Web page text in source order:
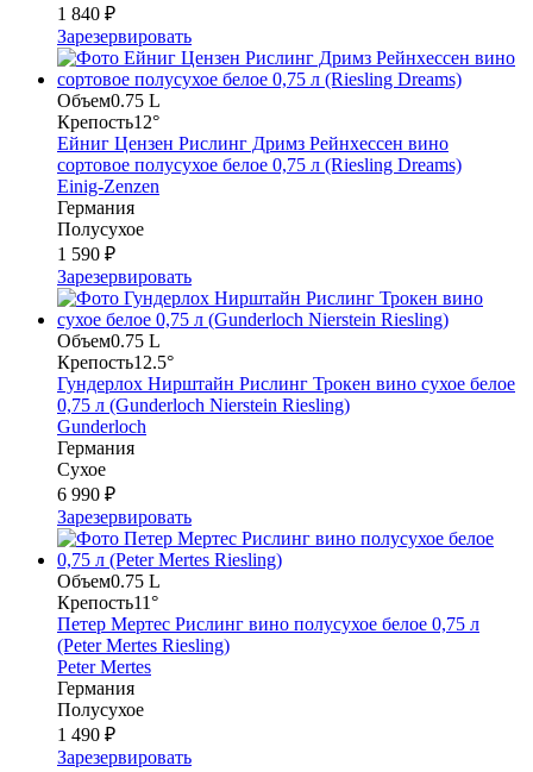
1 840 ₽
Зарезервировать
Объем0.75 L
Крепость12°
Ейниг Цензен Рислинг Дримз Рейнхессен вино
сортовое полусухое белое 0,75 л (Riesling Dreams)
Einig-Zenzen
Германия
Полусухое
1 590 ₽
Зарезервировать
Объем0.75 L
Крепость12.5°
Гундерлох Нирштайн Рислинг Трокен вино сухое белое
0,75 л (Gunderloch Nierstein Riesling)
Gunderloch
Германия
Сухое
6 990 ₽
Зарезервировать
Объем0.75 L
Крепость11°
Петер Мертес Рислинг вино полусухое белое 0,75 л
(Peter Mertes Riesling)
Peter Mertes
Германия
Полусухое
1 490 ₽
Зарезервировать